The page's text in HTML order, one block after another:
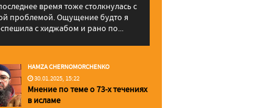
время тоже столкнулась с
проблемой. Ощущение будто я
с хиджабом и рано по...
HAMZA CHERNOMORCHENKO
30.01.2025, 15:22
Мнение по теме о 73-х течениях
в исламе